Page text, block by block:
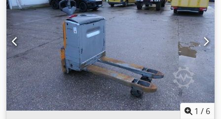
Dcodpfxsza I A Ee Ag Hjk Batterie Typ: PzS Batterie Baujahr:
2024 Batterie Zustand: 60 - 80% Beschreibung: Übergabe
mit neuer FEM 4.004 Prüfung inkl. Prüfbuch Bei weiteren
Fragen rufen Sie uns gerne an. Wir haben neben diesem
Modell noch ca. 150 andere Flurförderfahrzeuge an Lager.
Schauen Sie sich gerne weiter auf unserer Homepage
fleischmann-foerdertechnik um. Leasing & Finanzierung
sowie eine Lieferung zu günstigen Konditionen fragen wir
gerne für Sie an. Eine Inzahlungnahme von Linde Geräten
ist ebenfalls möglich – auch ohne dass Sie ein Gerät bei
uns erwerben. Ausgewiesene Betriebsstunden wurden 1 / 6